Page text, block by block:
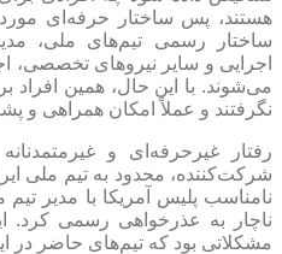
هستند، پس ساختار حرفه‌ای مورد
ساختار رسمی تیم‌های ملی،
اجرایی و سایر نیرو‌های تخصصی،
نگرفتند و عملاً امکان همراهی و
رفتار غیرحرفه‌ای و
شرکت‌کننده، محدود به تیم ملی
نامناسب پلیس آمریکا با مدیر تیم
ناچار به عذرخواهی رسمی کرد.
مشکلاتی بود که تیم‌های حاضر در